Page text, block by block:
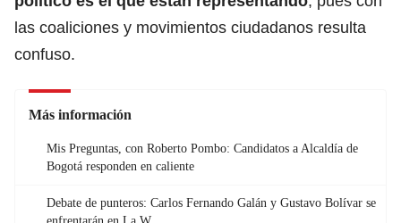
las coaliciones y movimientos ciudadanos resulta
confuso.
Más información
Mis Preguntas, con Roberto Pombo: Candidatos a Alcaldía de
Bogotá responden en caliente
Debate de punteros: Carlos Fernando Galán y Gustavo Bolívar se